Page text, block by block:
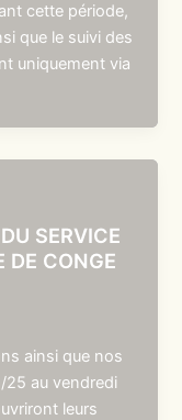
cette période,
que le suivi des
uniquement via
SERVICE
DE CONGE
ainsi que nos
25 au vendredi
leurs